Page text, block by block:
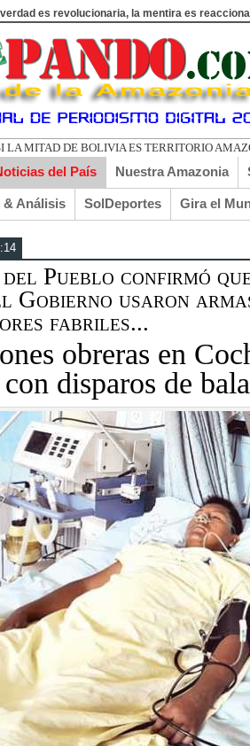
es revolucionaria, la mentira es
del País Nuestra Amazonia
& Análisis SolDeportes Gira el
Pueblo confirmó
Gobierno usaron
fabriles...
obreras en
disparos de bala